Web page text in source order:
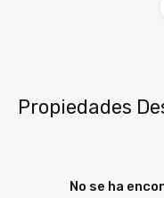
Propiedades
No se ha